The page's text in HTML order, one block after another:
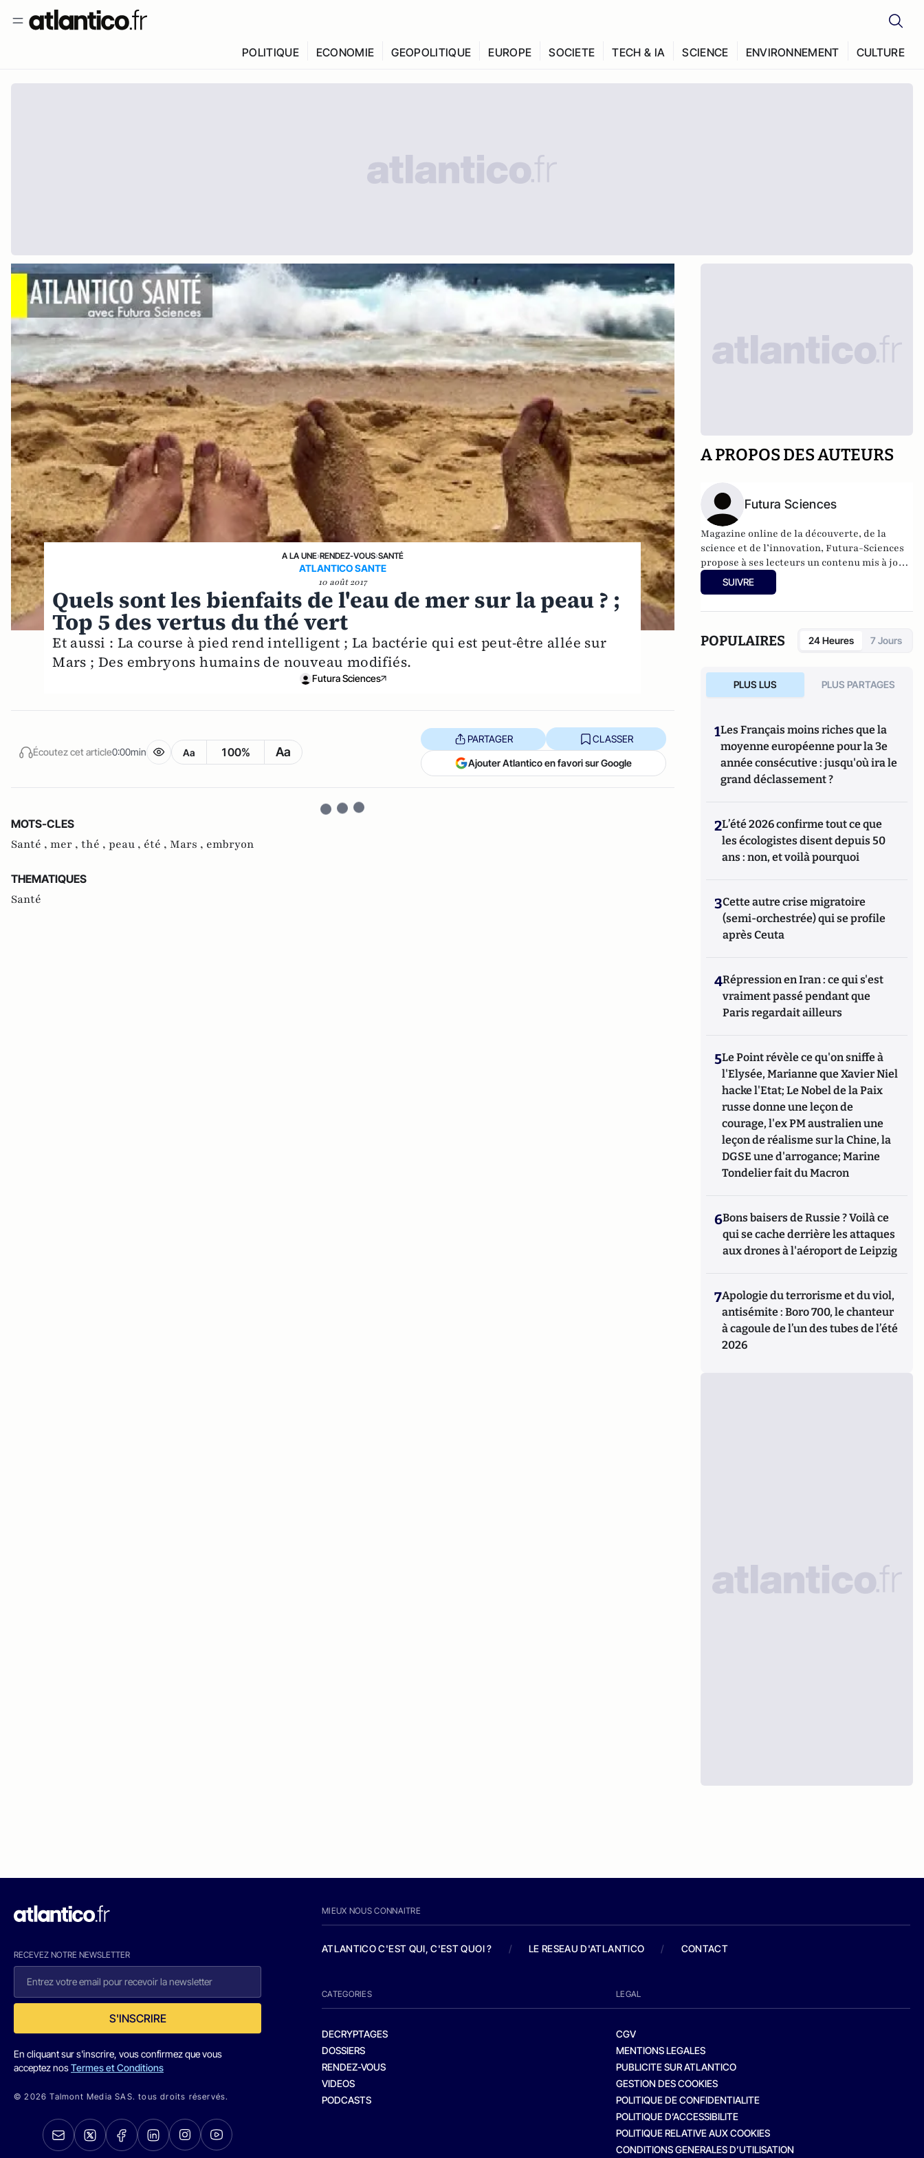
POLITIQUE ECONOMIE GEOPOLITIQUE EUROPE SOCIETE TECH & IA SCIENCE ENVIRONNEMENT CULTURE
A LA UNE›RENDEZ-VOUS›SANTÉ
ATLANTICO SANTE
10 août 2017
Quels sont les bienfaits de l'eau de mer sur la peau ? ;
Top 5 des vertus du thé vert
Et aussi : La course à pied rend intelligent ; La bactérie qui est peut-être allée sur
Mars ; Des embryons humains de nouveau modifiés.
Futura Sciences
Écoutez cet article0:00min Aa 100% Aa
PARTAGER CLASSER
Ajouter Atlantico en favori sur Google
MOTS-CLES
Santé , mer , thé , peau , été , Mars , embryon
THEMATIQUES
Santé
A PROPOS DES AUTEURS
Futura Sciences
Magazine online de la découverte, de la
science et de l’innovation,Futura-Sciences
propose à ses lecteurs un contenu mis à jour
en permanence et richement illustré.
SUIVRE
POPULAIRES 24 Heures 7 Jours
PLUS LUS PLUS PARTAGES
1Les Français moins riches que la
moyenne européenne pour la 3e
année consécutive : jusqu'où ira le
grand déclassement ?
2L’été 2026 confirme tout ce que
les écologistes disent depuis 50
ans : non, et voilà pourquoi
3Cette autre crise migratoire
(semi-orchestrée) qui se profile
après Ceuta
4Répression en Iran : ce qui s'est
vraiment passé pendant que
Paris regardait ailleurs
5Le Point révèle ce qu'on sniffe à
l'Elysée, Marianne que Xavier Niel
hacke l'Etat; Le Nobel de la Paix
russe donne une leçon de
courage, l'ex PM australien une
leçon de réalisme sur la Chine, la
DGSE une d'arrogance; Marine
Tondelier fait du Macron
6Bons baisers de Russie ? Voilà ce
qui se cache derrière les attaques
aux drones à l'aéroport de Leipzig
7Apologie du terrorisme et du viol,
antisémite : Boro 700, le chanteur
à cagoule de l’un des tubes de l’été
2026
RECEVEZ NOTRE NEWSLETTER
S'INSCRIRE
En cliquant sur s'inscrire, vous confirmez que vous
acceptez nosTermes et Conditions
© 2026 Talmont Media SAS. tous droits réservés.
MIEUX NOUS CONNAITRE
ATLANTICO C'EST QUI, C'EST QUOI ? / LE RESEAU D'ATLANTICO / CONTACT
CATEGORIES
DECRYPTAGES
DOSSIERS
RENDEZ-VOUS
VIDEOS
PODCASTS
LEGAL
CGV
MENTIONS LEGALES
PUBLICITE SUR ATLANTICO
GESTION DES COOKIES
POLITIQUE DE CONFIDENTIALITE
POLITIQUE D’ACCESSIBILITE
POLITIQUE RELATIVE AUX COOKIES
CONDITIONS GENERALES D’UTILISATION